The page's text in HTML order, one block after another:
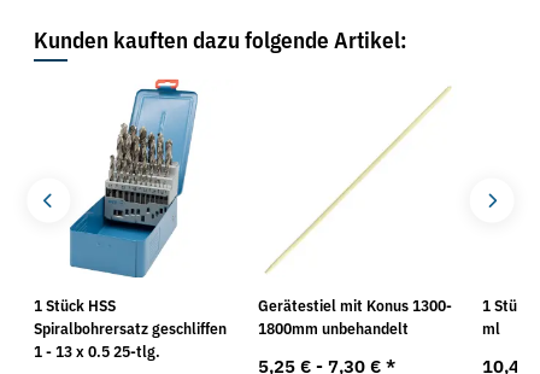
Kunden kauften dazu folgende Artikel:
1 Stück HSS
Spiralbohrersatz geschliffen
1 - 13 x 0.5 25-tlg.
Gerätestiel mit Konus 1300-
1800mm unbehandelt
5,25 € - 7,30 € *
1 Stück
ml
10,47